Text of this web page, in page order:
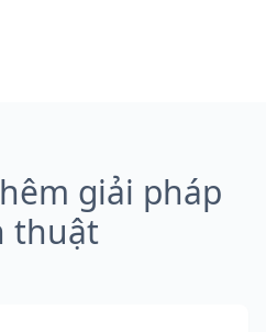
giải pháp
thuật